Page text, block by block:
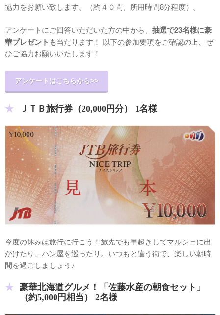
協力をお願い致します。（約４０問、所用時間8分程度）。
アンケートにご回答いただいた方の中から、 抽選で23名様に豪
華プレゼントも当たります！ 以下の参加要項をご確認の上、ぜ
ひご協力お願いいたします！
アンケートはこちらから>>
ＪＴＢ旅行券（20,000円分） 1名様
今度の休みは旅行に行こう！旅先でも早起きしてマルシェに出
かけたり、パン屋を巡ったり。いつもと違う街で、楽しい朝時
間を過ごしましょう♪
豪華北海道グルメ！「佐藤水産の朝食セット」
（約5,000円相当） 2名様